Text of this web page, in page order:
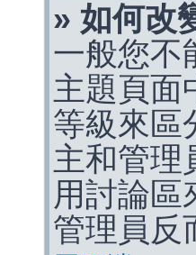
» 如何改
一般您不
主題頁面
等級來區
主和管理
用討論區
管理員反